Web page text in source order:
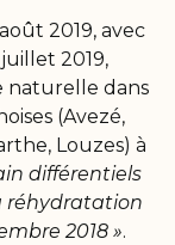
2019, avec
2019,
naturelle dans
(Avezé,
Louzes) à
différentiels
réhydratation
2018 ».